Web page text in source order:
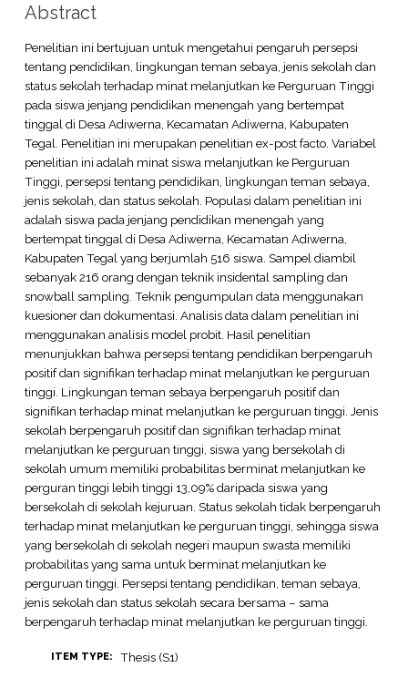
Abstract
Penelitian ini bertujuan untuk mengetahui pengaruh persepsi
tentang pendidikan, lingkungan teman sebaya, jenis sekolah dan
status sekolah terhadap minat melanjutkan ke Perguruan Tinggi
pada siswa jenjang pendidikan menengah yang bertempat
tinggal di Desa Adiwerna, Kecamatan Adiwerna, Kabupaten
Tegal. Penelitian ini merupakan penelitian ex-post facto. Variabel
penelitian ini adalah minat siswa melanjutkan ke Perguruan
Tinggi, persepsi tentang pendidikan, lingkungan teman sebaya,
jenis sekolah, dan status sekolah. Populasi dalam penelitian ini
adalah siswa pada jenjang pendidikan menengah yang
bertempat tinggal di Desa Adiwerna, Kecamatan Adiwerna,
Kabupaten Tegal yang berjumlah 516 siswa. Sampel diambil
sebanyak 216 orang dengan teknik insidental sampling dan
snowball sampling. Teknik pengumpulan data menggunakan
kuesioner dan dokumentasi. Analisis data dalam penelitian ini
menggunakan analisis model probit. Hasil penelitian
menunjukkan bahwa persepsi tentang pendidikan berpengaruh
positif dan signifikan terhadap minat melanjutkan ke perguruan
tinggi. Lingkungan teman sebaya berpengaruh positif dan
signifikan terhadap minat melanjutkan ke perguruan tinggi. Jenis
sekolah berpengaruh positif dan signifikan terhadap minat
melanjutkan ke perguruan tinggi, siswa yang bersekolah di
sekolah umum memiliki probabilitas berminat melanjutkan ke
perguran tinggi lebih tinggi 13,09% daripada siswa yang
bersekolah di sekolah kejuruan. Status sekolah tidak berpengaruh
terhadap minat melanjutkan ke perguruan tinggi, sehingga siswa
yang bersekolah di sekolah negeri maupun swasta memiliki
probabilitas yang sama untuk berminat melanjutkan ke
perguruan tinggi. Persepsi tentang pendidikan, teman sebaya,
jenis sekolah dan status sekolah secara bersama – sama
berpengaruh terhadap minat melanjutkan ke perguruan tinggi.
ITEM TYPE: Thesis (S1)